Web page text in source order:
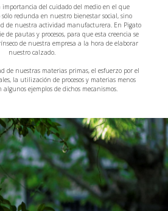
importancia del cuidado del medio en el que
redunda en nuestro bienestar social, sino
de nuestra actividad manufacturera. En Pigato
de pautas y procesos, para que esta creencia se
de nuestra empresa a la hora de elaborar
nuestro calzado.
de nuestras materias primas, el esfuerzo por el
la utilización de procesos y materias menos
ejemplos de dichos mecanismos.